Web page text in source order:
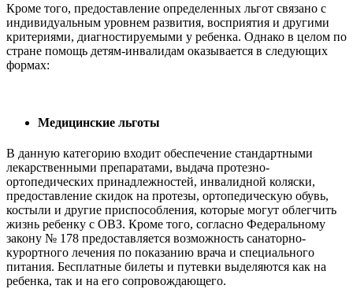
Кроме того, предоставление определенных льгот связано с
индивидуальным уровнем развития, восприятия и другими
критериями, диагностируемыми у ребенка. Однако в целом по
стране помощь детям-инвалидам оказывается в следующих
формах:
Медицинские льготы
В данную категорию входит обеспечение стандартными
лекарственными препаратами, выдача протезно-
ортопедических принадлежностей, инвалидной коляски,
предоставление скидок на протезы, ортопедическую обувь,
костыли и другие приспособления, которые могут облегчить
жизнь ребенку с ОВЗ. Кроме того, согласно Федеральному
закону № 178 предоставляется возможность санаторно-
курортного лечения по показанию врача и специального
питания. Бесплатные билеты и путевки выделяются как на
ребенка, так и на его сопровождающего.